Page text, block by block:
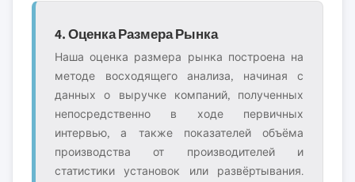
4. Оценка Размера Рынка
Наша оценка размера рынка построена на
методе восходящего анализа, начиная с
данных о выручке компаний, полученных
непосредственно в ходе первичных
интервью, а также показателей объёма
производства от производителей и
статистики установок или развёртывания.